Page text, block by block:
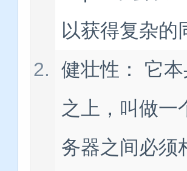
以获得复杂的
健壮性： 它
之上，叫做一
务器之间必须